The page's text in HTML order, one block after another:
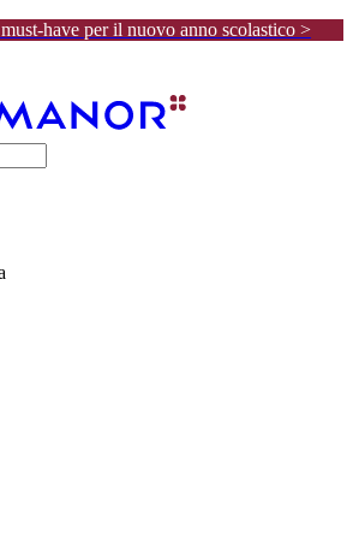
have per il nuovo anno scolastico >